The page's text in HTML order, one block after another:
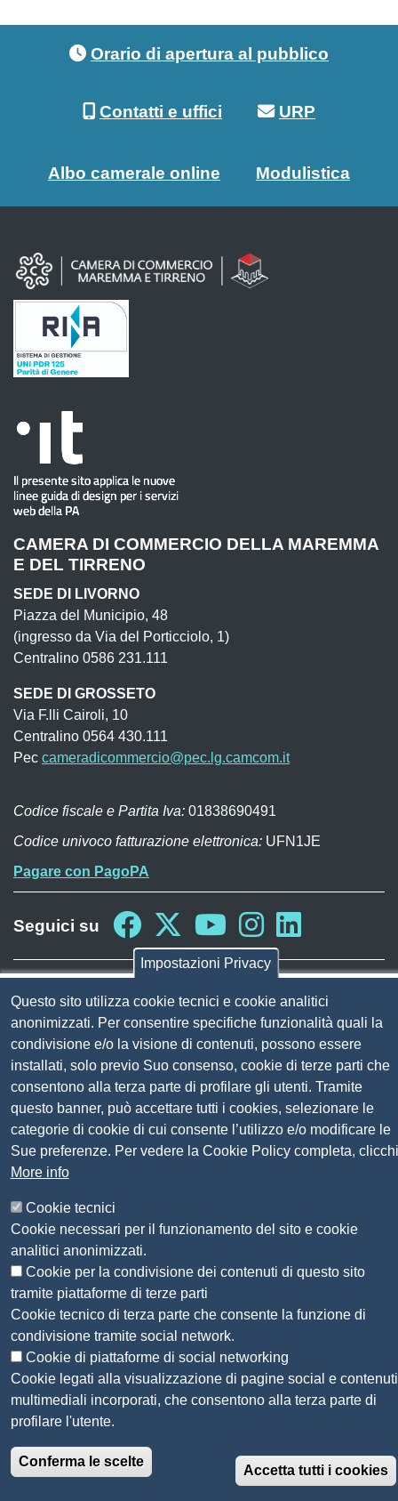
Orario di apertura al pubblico
Contatti e uffici URP
Albo camerale online Modulistica
CAMERA DI COMMERCIO DELLA MAREMMA
E DEL TIRRENO
SEDE DI LIVORNO
Piazza del Municipio, 48
(ingresso da Via del Porticciolo, 1)
Centralino 0586 231.111
SEDE DI GROSSETO
Via F.lli Cairoli, 10
Centralino 0564 430.111
Pec cameradicommercio@pec.lg.camcom.it
Codice fiscale e Partita Iva: 01838690491
Codice univoco fatturazione elettronica: UFN1JE
Pagare con PagoPA
Seguici su
Sito web
Amministrazione trasparente
Mappa del sito
Privacy
Social Media Policy
Dichiarazione di accessibilità
Feedback accessibilità
Siti tematici: Maremma e Tirreno Itinerari
© 2026 CAMERA DI COMMERCIO DELLA
MAREMMA E DEL TIRRENO
Impostazioni Privacy
Questo sito utilizza cookie tecnici e cookie analitici
anonimizzati. Per consentire specifiche funzionalità quali la
condivisione e/o la visione di contenuti, possono essere
installati, solo previo Suo consenso, cookie di terze parti che
consentono alla terza parte di profilare gli utenti. Tramite
questo banner, può accettare tutti i cookies, selezionare le
categorie di cookie di cui consente l’utilizzo e/o modificare le
Sue preferenze. Per vedere la Cookie Policy completa, clicchi
More info
Cookie tecnici
Cookie necessari per il funzionamento del sito e cookie
analitici anonimizzati.
Cookie per la condivisione dei contenuti di questo sito
tramite piattaforme di terze parti
Cookie tecnico di terza parte che consente la funzione di
condivisione tramite social network.
Cookie di piattaforme di social networking
Cookie legati alla visualizzazione di pagine social e contenuti
multimediali incorporati, che consentono alla terza parte di
profilare l'utente.
Conferma le scelte
Accetta tutti i cookies